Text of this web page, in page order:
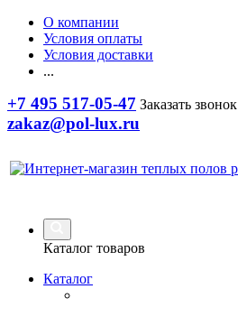
О компании
Условия оплаты
Условия доставки
...
+7 495 517-05-47 Заказать звонок
zakaz@pol-lux.ru
Каталог товаров
Каталог